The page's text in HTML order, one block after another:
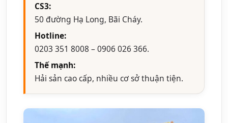
CS3:
50 đường Hạ Long, Bãi Cháy.
Hotline:
0203 351 8008 – 0906 026 366.
Thế mạnh:
Hải sản cao cấp, nhiều cơ sở thuận tiện.